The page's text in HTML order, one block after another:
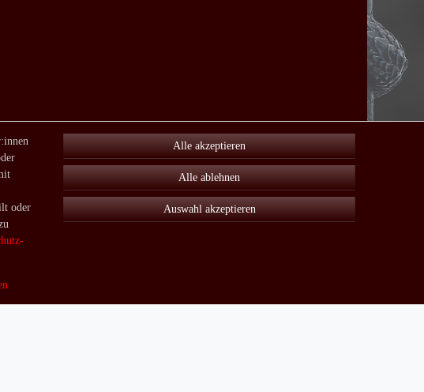
oder
Alle akzeptieren
Alle ablehnen
Auswahl akzeptieren